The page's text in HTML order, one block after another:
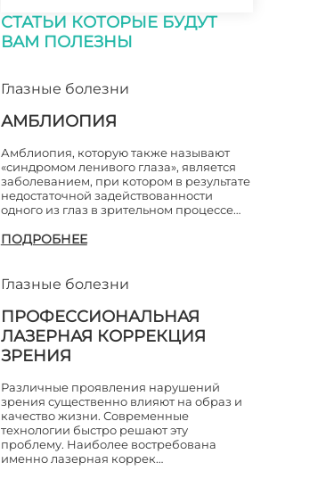
СТАТЬИ КОТОРЫЕ БУДУТ
ВАМ ПОЛЕЗНЫ
Глазные болезни
АМБЛИОПИЯ
Амблиопия, которую также называют
«синдромом ленивого глаза», является
заболеванием, при котором в результате
недостаточной задействованности
одного из глаз в зрительном процессе…
ПОДРОБНЕЕ
Глазные болезни
ПРОФЕССИОНАЛЬНАЯ
ЛАЗЕРНАЯ КОРРЕКЦИЯ
ЗРЕНИЯ
Различные проявления нарушений
зрения существенно влияют на образ и
качество жизни. Современные
технологии быстро решают эту
проблему. Наиболее востребована
именно лазерная коррек…